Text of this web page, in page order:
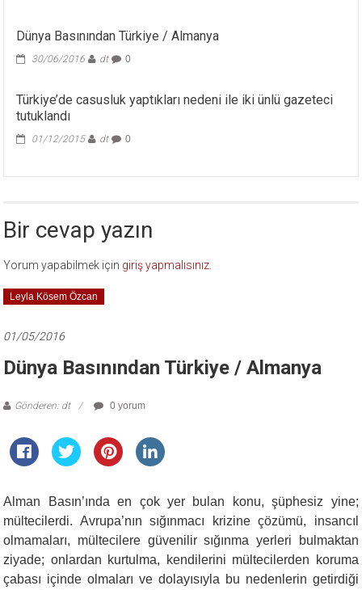
Dünya Basınından Türkiye / Almanya
30/06/2016 dt 0
Türkiye’de casusluk yaptıkları nedeni ile iki ünlü gazeteci
tutuklandı
01/12/2015 dt 0
Bir cevap yazın
Yorum yapabilmek için giriş yapmalısınız
Leyla Kösem Özcan
01/05/2016
Dünya Basınından Türkiye / Almanya
Gönderen: dt 0 yorum
Alman Basın’ında en çok yer bulan konu, şüphesiz yine;
mültecilerdi. Avrupa’nın sığınmacı krizine çözümü, insancıl
olmamaları, mültecilere güvenilir sığınma yerleri bulmaktan
ziyade; onlardan kurtulma, kendilerini mültecilerden koruma
çabası içinde olmaları ve dolayısıyla bu nedenlerin getirdiği